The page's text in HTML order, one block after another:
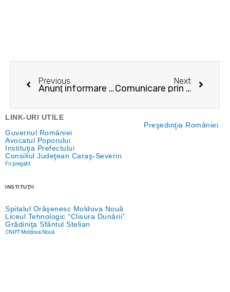
Prev
Previous
Anunţ informare publică măsuratori Finanţarea IX
Next
Comunicare prin publicitate – 01.08.2023
Next
LINK-URI UTILE
Preşedinţia României
Guvernul României
Avocatul Poporului
Instituţia Prefectului
Consiliul Judeţean Caraş-Severin
Fii pregătit
INSTITUŢII
Spitalul Orăşenesc Moldova Nouă
Liceul Tehnologic “Clisura Dunării”
Grădiniţa Sfântul Stelian
CNIPT Moldova Nouă